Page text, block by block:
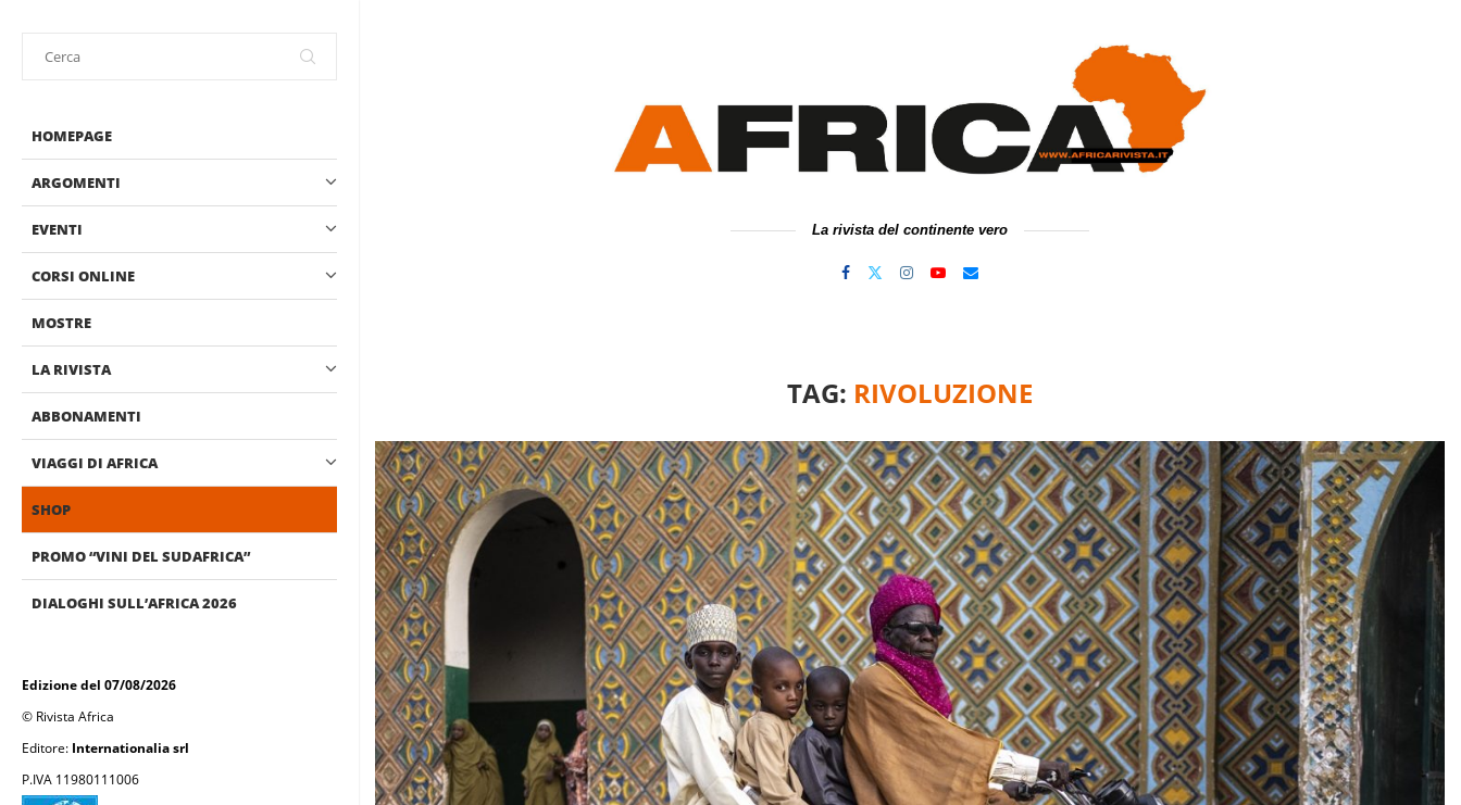
HOMEPAGE
ARGOMENTI
EVENTI
CORSI ONLINE
MOSTRE
LA RIVISTA
ABBONAMENTI
VIAGGI DI AFRICA
SHOP
PROMO “VINI DEL SUDAFRICA”
DIALOGHI SULL’AFRICA 2026
Edizione del 07/08/2026
© Rivista Africa
Editore: Internationalia srl
P.IVA 11980111006
La rivista del continente vero
TAG: RIVOLUZIONE